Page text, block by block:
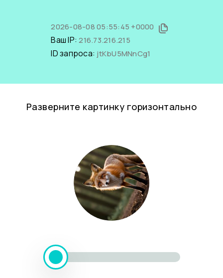
2026-08-08 05:55:45 +0000
Ваш IP:216.73.216.215
ID запроса: jtKbU5MNnCg1
Разверните картинку горизонтально